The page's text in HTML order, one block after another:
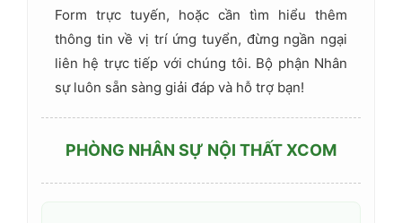
Form trực tuyến, hoặc cần tìm hiểu thêm
thông tin về vị trí ứng tuyển, đừng ngần ngại
liên hệ trực tiếp với chúng tôi. Bộ phận Nhân
sự luôn sẵn sàng giải đáp và hỗ trợ bạn!
PHÒNG NHÂN SỰ NỘI THẤT XCOM